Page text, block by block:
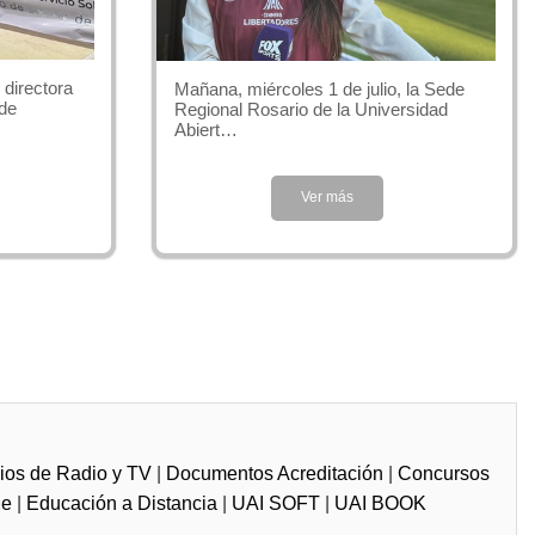
que el rol protagónico es siempre de la organización que
a escala social pero de indudable valía institucional.
en Relaciones Públicas
asuma responsabilidades
de todo tipo de organizaciones. A partir de esta noción, el
públicas y privadas, con o sin fines de lucro,
o asociativos a través de la actividad de consultoría o
Mañana, miércoles 1 de julio, la Sede
Regional Rosario de la Universidad
Abiert…
Ver más
de Radio y TV Documentos Acreditación |Concursos
Educación a Distancia UAI SOFT UAI BOOK